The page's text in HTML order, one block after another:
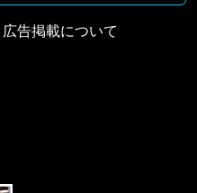
広告掲載について